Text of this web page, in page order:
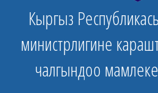
Кыргыз
министрлигине
чалгындоо